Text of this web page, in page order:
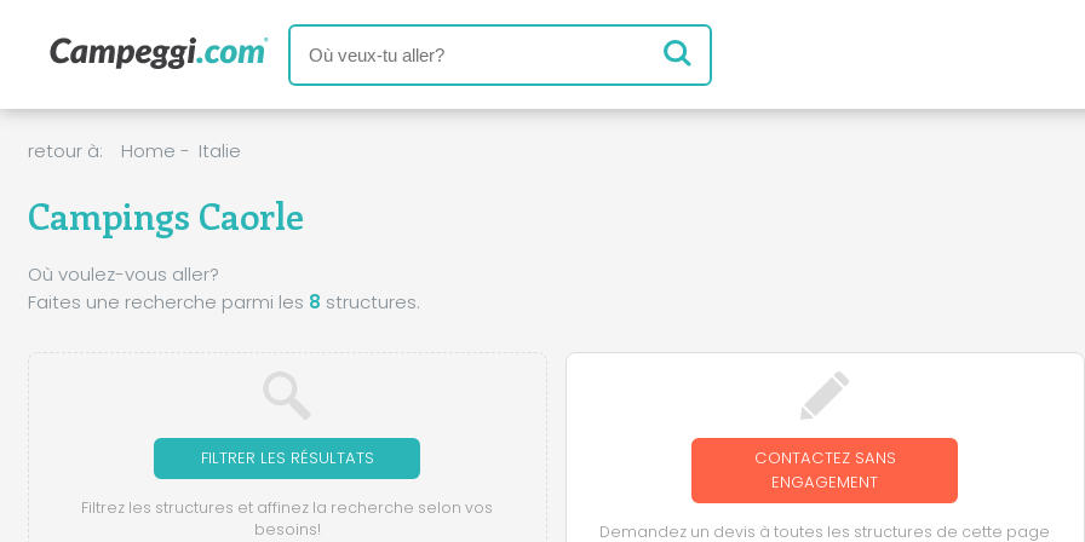
retour à: Home - Italie
Campings Caorle
Où voulez-vous aller?
Faites une recherche parmi les 8 structures.
FILTRER LES RÉSULTATS
Filtrez les structures et affinez la recherche selon vos
besoins!
CONTACTEZ SANS
ENGAGEMENT
Demandez un devis à toutes les structures de cette page